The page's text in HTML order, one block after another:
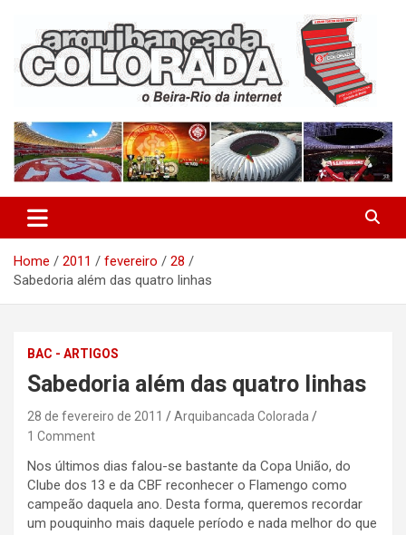
content
Arquibancada Colorada
Home 2011 fevereiro
28
Sabedoria além das quatro linhas
BAC - ARTIGOS
Sabedoria além das quatro linhas
28 de fevereiro de 2011
Arquibancada Colorada
1 Comment
Nos últimos dias falou-se bastante da Copa União, do
Clube dos 13 e da CBF reconhecer o Flamengo como
campeão daquela ano. Desta forma, queremos recordar
um pouquinho mais daquele período e nada melhor do que